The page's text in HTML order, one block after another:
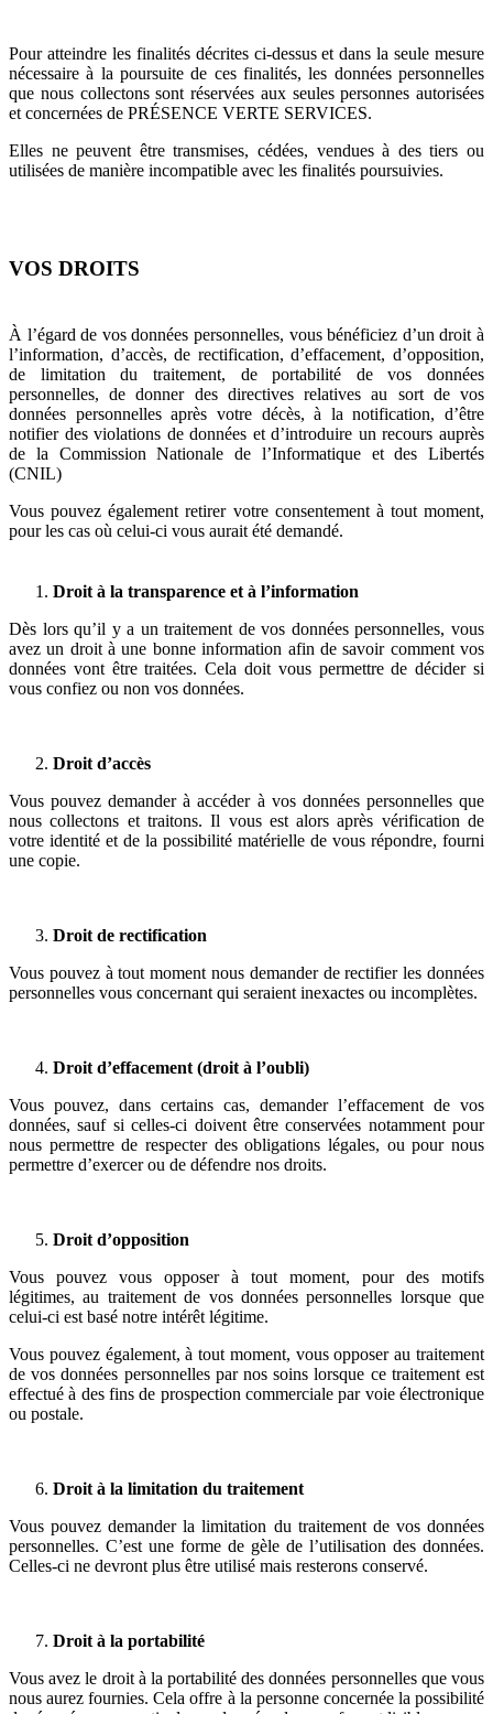
Pour atteindre les finalités décrites ci-dessus et dans la seule mesure
nécessaire à la poursuite de ces finalités, les données personnelles
que nous collectons sont réservées aux seules personnes autorisées
et concernées de PRÉSENCE VERTE SERVICES.
Elles ne peuvent être transmises, cédées, vendues à des tiers ou
utilisées de manière incompatible avec les finalités poursuivies.
VOS DROITS
À l’égard de vos données personnelles, vous bénéficiez d’un droit à
l’information, d’accès, de rectification, d’effacement, d’opposition,
de limitation du traitement, de portabilité de vos données
personnelles, de donner des directives relatives au sort de vos
données personnelles après votre décès, à la notification, d’être
notifier des violations de données et d’introduire un recours auprès
de la Commission Nationale de l’Informatique et des Libertés
(CNIL)
Vous pouvez également retirer votre consentement à tout moment,
pour les cas où celui-ci vous aurait été demandé.
Droit à la transparence et à l’information
Dès lors qu’il y a un traitement de vos données personnelles, vous
avez un droit à une bonne information afin de savoir comment vos
données vont être traitées. Cela doit vous permettre de décider si
vous confiez ou non vos données.
Droit d’accès
Vous pouvez demander à accéder à vos données personnelles que
nous collectons et traitons. Il vous est alors après vérification de
votre identité et de la possibilité matérielle de vous répondre, fourni
une copie.
Droit de rectification
Vous pouvez à tout moment nous demander de rectifier les données
personnelles vous concernant qui seraient inexactes ou incomplètes.
Droit d’effacement (droit à l’oubli)
Vous pouvez, dans certains cas, demander l’effacement de vos
données, sauf si celles-ci doivent être conservées notamment pour
nous permettre de respecter des obligations légales, ou pour nous
permettre d’exercer ou de défendre nos droits.
Droit d’opposition
Vous pouvez vous opposer à tout moment, pour des motifs
légitimes, au traitement de vos données personnelles lorsque que
celui-ci est basé notre intérêt légitime.
Vous pouvez également, à tout moment, vous opposer au traitement
de vos données personnelles par nos soins lorsque ce traitement est
effectué à des fins de prospection commerciale par voie électronique
ou postale.
Droit à la limitation du traitement
Vous pouvez demander la limitation du traitement de vos données
personnelles. C’est une forme de gèle de l’utilisation des données.
Celles-ci ne devront plus être utilisé mais resterons conservé.
Droit à la portabilité
Vous avez le droit à la portabilité des données personnelles que vous
nous aurez fournies. Cela offre à la personne concernée la possibilité